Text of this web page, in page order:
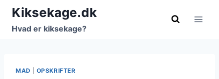
Fortsæt
indhold
Kiksekage.dk
Hvad er kiksekage?
MAD OPSKRIFTER